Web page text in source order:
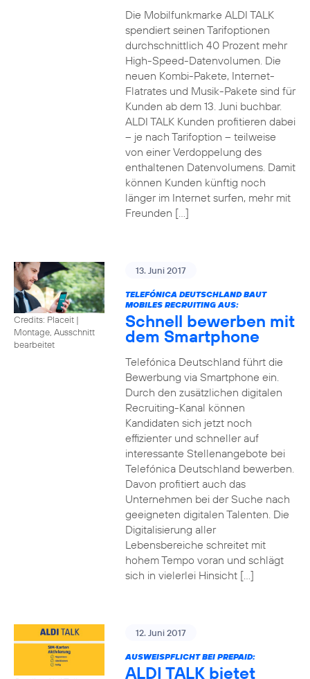
Die Mobilfunkmarke ALDI TALK
spendiert seinen Tarifoptionen
durchschnittlich 40 Prozent mehr
High-Speed-Datenvolumen. Die
neuen Kombi-Pakete, Internet-
Flatrates und Musik-Pakete sind für
Kunden ab dem 13. Juni buchbar.
ALDI TALK Kunden profitieren dabei
– je nach Tarifoption – teilweise
von einer Verdoppelung des
enthaltenen Datenvolumens. Damit
können Kunden künftig noch
länger im Internet surfen, mehr mit
Freunden […]
Credits: Placeit |
Montage, Ausschnitt
bearbeitet
13. Juni 2017
TELEFÓNICA DEUTSCHLAND BAUT
MOBILES RECRUITING AUS:
Schnell bewerben mit
dem Smartphone
Telefónica Deutschland führt die
Bewerbung via Smartphone ein.
Durch den zusätzlichen digitalen
Recruiting-Kanal können
Kandidaten sich jetzt noch
effizienter und schneller auf
interessante Stellenangebote bei
Telefónica Deutschland bewerben.
Davon profitiert auch das
Unternehmen bei der Suche nach
geeigneten digitalen Talenten. Die
Digitalisierung aller
Lebensbereiche schreitet mit
hohem Tempo voran und schlägt
sich in vielerlei Hinsicht […]
12. Juni 2017
AUSWEISPFLICHT BEI PREPAID:
ALDI TALK bietet